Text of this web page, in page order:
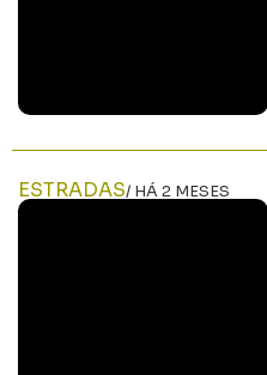
ESTRADAS/ HÁ 2 MESES